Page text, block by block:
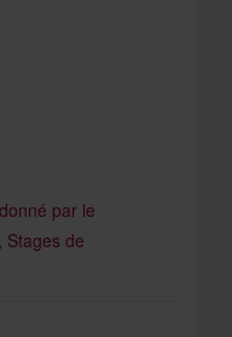
par le
Stages de